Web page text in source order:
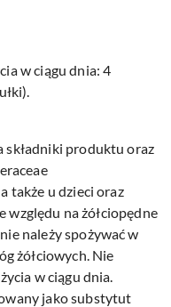
w ciągu dnia: 4
składniki produktu oraz
także u dzieci oraz
względu na żółciopędne
należy spożywać w
żółciowych. Nie
w ciągu dnia.
jako substytut